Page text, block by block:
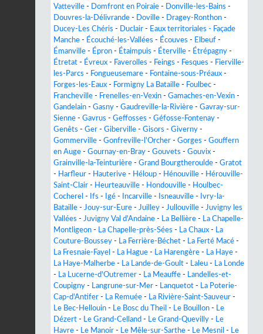
Vatteville - Domfront en Poiraie - Donville-les-Bains -
Douvres-la-Délivrande - Doville - Dragey-Ronthon -
Ducey-Les Chéris - Duclair - Eaux territoriales - Façade
Manche - Écouché-les-Vallées - Écouves - Elbeuf -
Émanville - Épron - Étaimpuis - Éterville - Étrépagny -
Étretat - Évreux - Faverolles - Feings - Fesques - Fierville-
les-Parcs - Fongueusemare - Fontaine-sous-Préaux -
Forges-les-Eaux - Formigny La Bataille - Foulbec -
Francheville - Frenelles-en-Vexin - Gamaches-en-Vexin -
Gandelain - Gasny - Gaudreville-la-Rivière - Gavray-sur-
Sienne - Gavrus - Geffosses - Géfosse-Fontenay -
Genêts - Ger - Giberville - Gisors - Giverny -
Gommerville - Gonfreville-l'Orcher - Gorges - Gouffern
en Auge - Gournay-en-Bray - Gouvets - Gouvix -
Grainville-la-Teinturière - Grand Bourgtheroulde - Gratot
- Harfleur - Hauterive - Héloup - Hénouville - Hérouville-
Saint-Clair - Heurteauville - Hondouville - Houlbec-
Cocherel - Ifs - Igé - Incarville - Isneauville -
Ivry-la-
Bataille - Jouy-sur-Eure - Juilley - Jullouville - Juvigny les
Vallées - Juvigny Val d'Andaine - La Bellière - La Chapelle-
Montligeon - La Chapelle-près-Sées - La Chaux - La
Couture-Boussey - La Ferrière-Béchet - La Ferté Macé -
La Fresnaie-Fayel - La Hague - La Harengère - La Haye -
La Haye-Malherbe - La Lande-de-Goult - Laleu - La Londe
- La Lucerne-d'Outremer - La Meauffe - Landelles-et-
Coupigny - Langrune-sur-Mer - Lanquetot - La Poterie-
Cap-d'Antifer - La Remuée - La Rivière-Saint-Sauveur -
Le Bec-Hellouin - Le Bosc du Theil - Le Bouillon - Le
Dézert - Le Grand-Celland - Le Grand-Quevilly - Le
Havre - Le Manoir - Le Mêle-sur-Sarthe - Le Mesnil - Le